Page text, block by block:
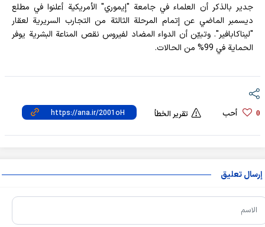
جدير بالذكر أن العلماء في جامعة "إيموري" الأمريكية أعلنوا في مطلع
ديسمبر الماضي عن إتمام المرحلة الثالثة من التجارب السريرية لعقار
"ليناكابافير". وتبيّن أن الدواء المضاد لفيروس نقص المناعة البشرية يوفر
الحماية في 99% من الحالات.
0 أحب تقرير الخطأ
إرسال تعليق